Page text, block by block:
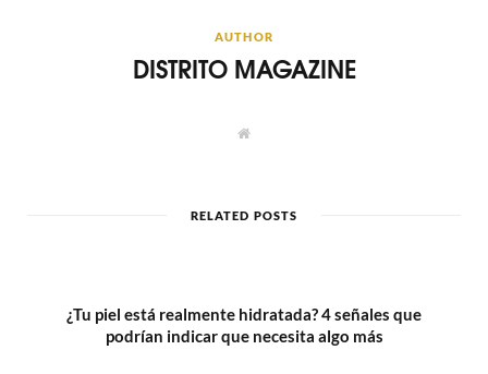
AUTHOR
DISTRITO MAGAZINE
W
e
RELATED POSTS
¿Tu piel está realmente hidratada? 4 señales que
podrían indicar que necesita algo más